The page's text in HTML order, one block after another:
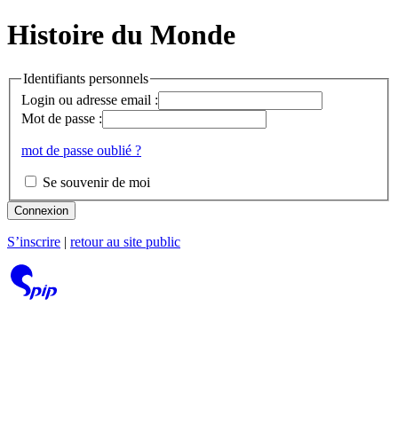
Histoire du Monde
Identifiants personnels
Login ou adresse email :
Mot de passe :
mot de passe oublié ?
Se souvenir de moi
Connexion
S’inscrire retour au site public